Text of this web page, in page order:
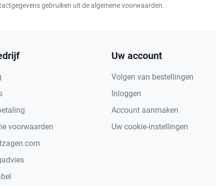
gebruiken uit de algemene voorwaarden.
voorwaarden
Uw account
Volgen van bestellingen
Inloggen
Account aanmaken
Uw cookie-instellingen